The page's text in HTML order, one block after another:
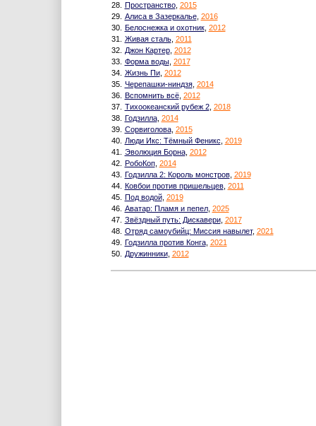
28. Пространство, 2015
29. Алиса в Зазеркалье, 2016
30. Белоснежка и охотник, 2012
31.
Живая сталь, 2011
32.
Джон Картер, 2012
33. Форма воды, 2017
34. Жизнь Пи, 2012
35. Черепашки-ниндзя, 2014
36. Вспомнить всё, 2012
37. Тихоокеанский рубеж 2, 2018
38. Годзилла, 2014
39. Сорвиголова, 2015
40.
Люди Икс: Тёмный Феникс 2019
41.
Эволюция Борна, 2012
42. РобоКоп, 2014
43. Годзилла 2: Король монстров, 2019
44. Ковбои против пришельцев, 2011
45. Под водой, 2019
46. Аватар: Пламя и пепел, 2025
47. Звёздный путь: Дискавери, 2017
48. Отряд самоубийц: Миссия навылет, 2021
49. Годзилла против Конга, 2021
50.
Дружинники, 2012